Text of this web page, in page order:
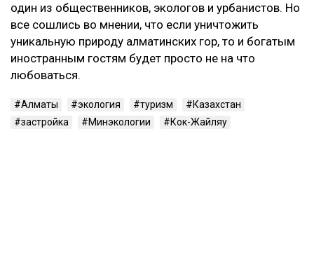
один из общественников, экологов и урбанистов. Но
все сошлись во мнении, что если уничтожить
уникальную природу алматинских гор, то и богатым
иностранным гостям будет просто не на что
любоваться.
Алматы экология туризм
Казахстан
застройка
Минэкологии Кок-Жайляу